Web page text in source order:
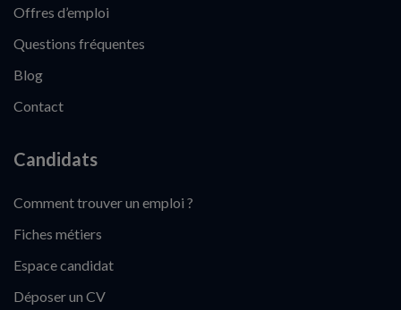
Offres d’emploi
Questions fréquentes
Blog
Contact
Candidats
Comment trouver un emploi ?
Fiches métiers
Espace candidat
Déposer un CV